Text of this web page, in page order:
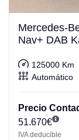
Mercedes-
Nav+ DAB
125000 Km
Automático
Precio
51.670€
IVA deducible